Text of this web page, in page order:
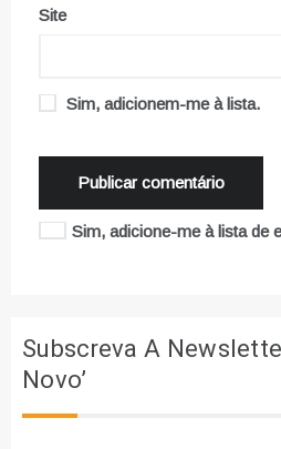
Site
Sim, adicionem-me à lista.
Sim, adicione-me à lista de
Subscreva A
Novo’